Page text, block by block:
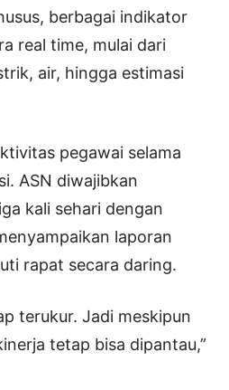
berbagai indikator
real time, mulai dari
air, hingga estimasi
pegawai selama
ASN diwajibkan
kali sehari dengan
laporan
rapat secara daring.
terukur. Jadi meskipun
tetap bisa dipantau,”